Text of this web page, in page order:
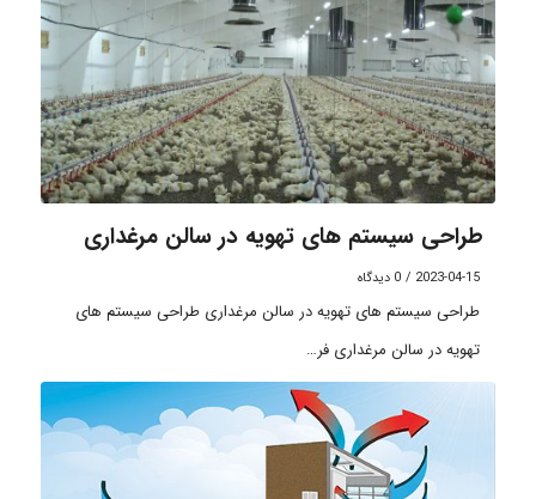
طراحی سیستم های تهویه در سالن مرغداری
2023-04-15
/ 0 دیدگاه
طراحی سیستم های تهویه در سالن مرغداری طراحی سیستم های
تهویه در سالن مرغداری فر…